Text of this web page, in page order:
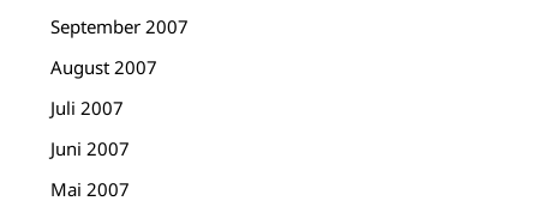
September 2007
August 2007
Juli 2007
Juni 2007
Mai 2007